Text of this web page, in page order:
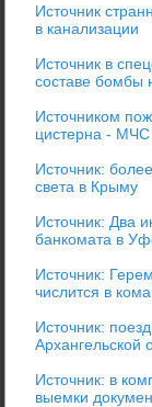
Источник
в канализации
Источник в
составе бомбы
Источником
цистерна -
Источник:
света в Крыму
Источник: Два
банкомата в
Источник:
числится в
Источник:
Архангельской
Источник: в
выемки